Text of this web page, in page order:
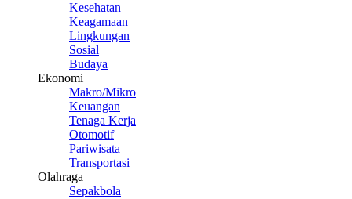
Kesehatan
Keagamaan
Lingkungan
Sosial
Budaya
Ekonomi
Makro/Mikro
Keuangan
Tenaga Kerja
Otomotif
Pariwisata
Transportasi
Olahraga
Sepakbola